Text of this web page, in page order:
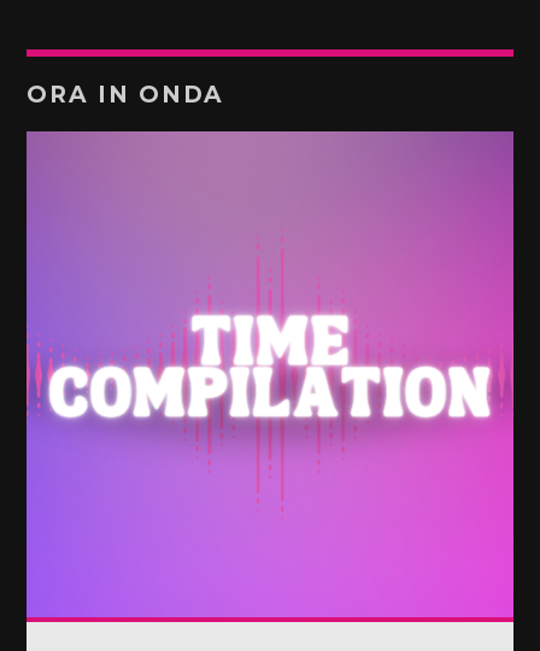
ORA IN ONDA